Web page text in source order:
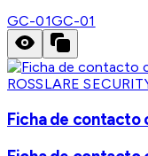
GC-01GC-01
ROSSLARE
Ficha de contacto